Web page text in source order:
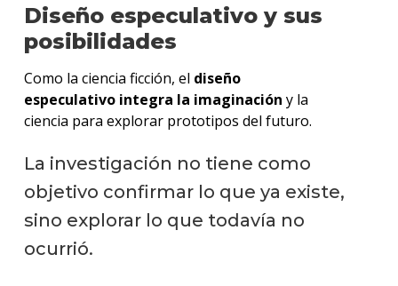
Diseño especulativo y sus
posibilidades
Como la ciencia ficción, el diseño
especulativo integra la imaginación y la
ciencia para explorar prototipos del futuro.
La investigación no tiene como
objetivo confirmar lo que ya existe,
sino explorar lo que todavía no
ocurrió.